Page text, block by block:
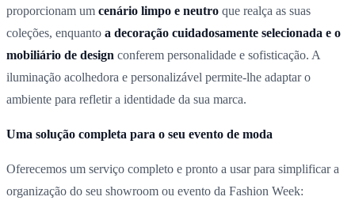
proporcionam um cenário limpo e neutro que realça as suas
coleções, enquanto a decoração cuidadosamente selecionada e o
mobiliário de design conferem personalidade e sofisticação. A
iluminação acolhedora e personalizável permite-lhe adaptar o
ambiente para refletir a identidade da sua marca.
Uma solução completa para o seu evento de moda
Oferecemos um serviço completo e pronto a usar para simplificar a
organização do seu showroom ou evento da Fashion Week: